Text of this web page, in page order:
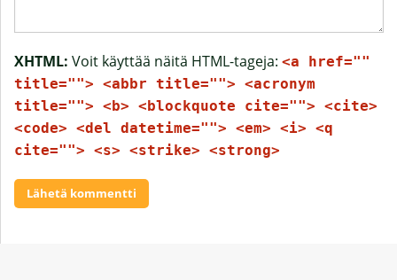
XHTML: Voit käyttää näitä HTML-tageja: <a href=""
title=""> <abbr title=""> <acronym
title=""> <b> <blockquote cite=""> <cite>
<code> <del datetime=""> <em> <i> <q
cite=""> <s> <strike> <strong>